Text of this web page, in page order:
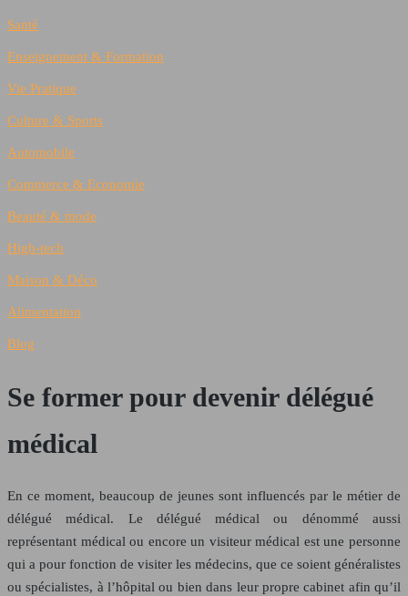
Santé
Enseignement & Formation
Vie Pratique
Culture & Sports
Automobile
Commerce & Economie
Beauté & mode
High-tech
Maison & Déco
Alimentation
Blog
Se former pour devenir délégué
médical
En ce moment, beaucoup de jeunes sont influencés par le métier de
délégué médical. Le délégué médical ou dénommé aussi
représentant médical ou encore un visiteur médical est une personne
qui a pour fonction de visiter les médecins, que ce soient généralistes
ou spécialistes, à l’hôpital ou bien dans leur propre cabinet afin qu’il